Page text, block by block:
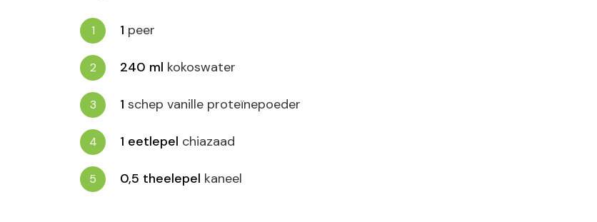
1 peer
240 ml kokoswater
1 schep vanille proteïnepoeder
1 eetlepel chiazaad
0,5 theelepel kaneel